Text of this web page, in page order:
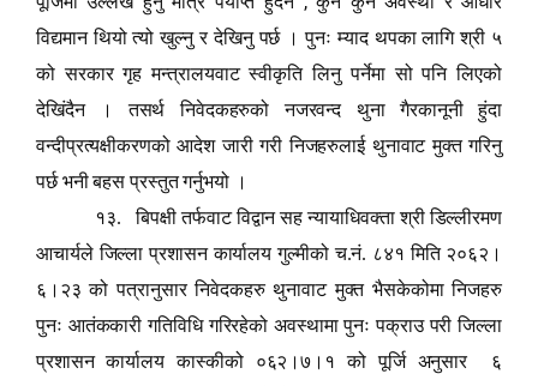
विद्यमान थियो त्यो खुल्नु र देखिनु पर्छ । पुनः म्याद थपका लागि श्री ५
को सरकार गृह मन्त्रालयवाट स्वीकृति लिनु पर्नेमा सो पनि लिएको
देखिंदैन । तसर्थ निवेदकहरुको नजरवन्द थुना गैरकानूनी हुंदा
वन्दीप्रत्यक्षीकरणको आदेश जारी गरी निजहरुलाई थुनावाट मुक्त गरिनु
पर्छ भनी बहस प्रस्तुत गर्नुभयो ।
१३. बिपक्षी तर्फवाट विद्वान सह न्यायाधिवक्ता श्री डिल्लीरमण
आचार्यले जिल्ला प्रशासन कार्यालय गुल्मीको च.नं. ८४१ मिति २०६२।
६।२३ को पत्रानुसार निवेदकहरु थुनावाट मुक्त भैसकेकोमा निजहरु
पुनः आतंककारी गतिविधि गरिरहेको अवस्थामा पुनः पक्राउ परी जिल्ला
प्रशासन कार्यालय कास्कीको ०६२।७।१ को पूर्जि अनुसार ६